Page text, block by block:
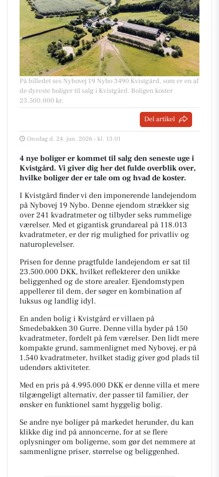
På billedet ses Nybovej 19 Nybo 3490 Kvistgård, som er en af
de dyreste boliger til salg i Kvistgård. Boligen koster
23.500.000 kr.
Del artikel
Onsdag d. 24. jun. 2026 - kl. 13:01
4 nye boliger er kommet til salg den seneste uge i
Kvistgård. Vi giver dig her det fulde overblik over,
hvilke boliger der er tale om og hvad de koster.
I Kvistgård finder vi den imponerende landejendom
på Nybovej 19 Nybo. Denne ejendom strækker sig
over 241 kvadratmeter og tilbyder seks rummelige
værelser. Med et gigantisk grundareal på 118.013
kvadratmeter, er der rig mulighed for privatliv og
naturoplevelser.
Prisen for denne pragtfulde landejendom er sat til
23.500.000 DKK, hvilket reflekterer den unikke
beliggenhed og de store arealer. Ejendomstypen
appellerer til dem, der søger en kombination af
luksus og landlig idyl.
En anden bolig i Kvistgård er villaen på
Smedebakken 30 Gurre. Denne villa byder på 150
kvadratmeter, fordelt på fem værelser. Den lidt mere
kompakte grund, sammenlignet med Nybovej, er på
1.540 kvadratmeter, hvilket stadig giver god plads til
udendørs aktiviteter.
Med en pris på 4.995.000 DKK er denne villa et mere
tilgængeligt alternativ, der passer til familier, der
ønsker en funktionel samt hyggelig bolig.
Se andre nye boliger på markedet herunder, du kan
klikke dig ind på annoncerne, for at se flere
oplysninger om boligerne, som gør det nemmere at
sammenligne priser, størrelse og beliggenhed.